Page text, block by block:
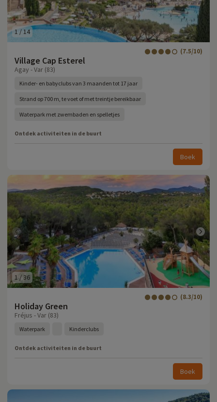
1 /14
Village Cap Esterel
(7.5/10)
Agay - Var (83)
Kinder- en babyclubs van 3 maanden tot 17 jaar
Strand op 700 m, te voet of met treintje bereikbaar
Waterpark met zwembaden en spelletjes
Ontdek activiteiten in de buurt
Boek
1 /36
Holiday Green
(8.3/10)
Fréjus - Var (83)
Waterpark Kinderclubs
Ontdek activiteiten in de buurt
Boek